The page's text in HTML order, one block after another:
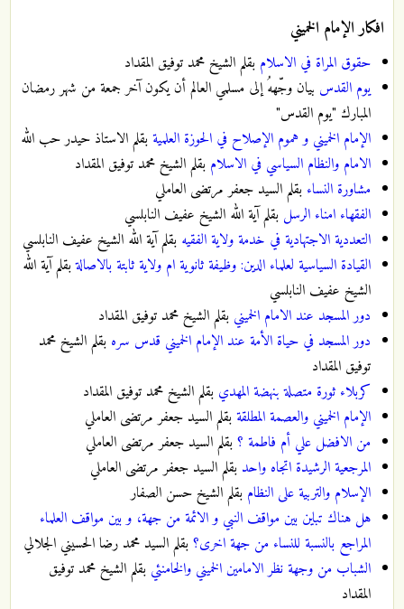
افكار الإمام الخميني
حقوق المراة في الاسلام بقلم الشيخ محمد توفيق المقداد
يوم القدس بيان وجّههُ إلى مسلمي العالم أن يكون آخر جمعة من شهر رمضان
المبارك "يوم القدس"
الإمام الخميني و هموم الإصلاح في الحوزة العلميةبقلم الاستاذ حيدر حب الله
الامام والنظام السياسي في الاسلام بقلم الشيخ محمد توفيق المقداد
مشاورة النساء بقلم السيد جعفر مرتضى العاملي
الفقهاء امناء الرسل بقلم ‏آية الله الشيخ عفيف النابلسي
التعددية الاجتهادية في خدمة ولاية الفقيه بقلم ‏آية الله الشيخ عفيف النابلسي
القيادة السياسية لعلماء الدين: وظيفة ثانوية ام ولاية ثابتة بالاصالةبقلم ‏آية الله
الشيخ عفيف النابلسي
دور المسجد عند الامام الخميني بقلم الشيخ محمد توفيق المقداد
دور المسجد في حياة الأمة عند الإمام الخميني قدس سره بقلم الشيخ محمد
توفيق المقداد
كربلاء ثورة متصلة بنهضة المهدي بقلم الشيخ محمد توفيق المقداد
الإمام الخميني والعصمة المطلقةبقلم السيد جعفر مرتضى العاملي
من الافضل علي أم فاطمة ؟بقلم السيد جعفر مرتضى العاملي
المرجعية الرشيدة اتجاه واحد بقلم السيد جعفر مرتضى العاملي
الإسلام والتربية على النظام بقلم الشيخ حسن الصفار
هل هناك تباين بين مواقف النبي و الائمة من جهة، و بين مواقف العلماء
المراجع بالنسبة للنساء من جهة اخرى؟بقلم السيد محمد رضا الحسيني الجلالي
الشباب من وجهة نظر الامامين الخميني والخامنئي بقلم الشيخ محمد توفيق
المقداد